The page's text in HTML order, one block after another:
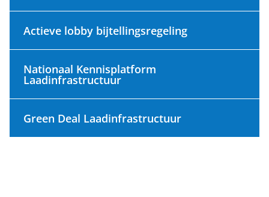
Actieve lobby bijtellingsregeling
Nationaal Kennisplatform
Laadinfrastructuur
Green Deal Laadinfrastructuur